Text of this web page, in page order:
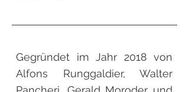
Gegründet im Jahr 2018 von
Alfons Runggaldier, Walter